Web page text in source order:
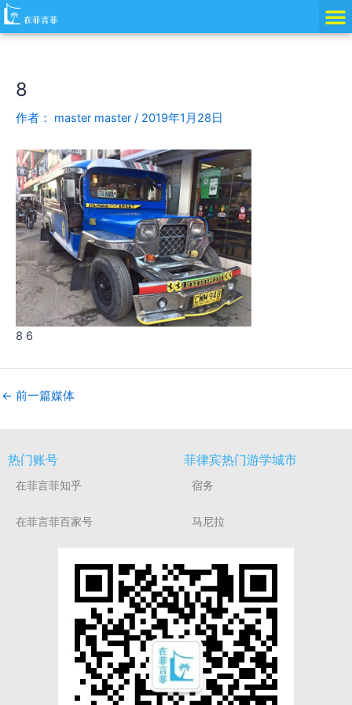
跳
至
8
作者： master master / 2019年1月28日
8 6
Post
navigation
← 前一篇媒体
热门账号
在菲言菲知乎
在菲言菲百家号
菲律宾热门游学城市
宿务
马尼拉